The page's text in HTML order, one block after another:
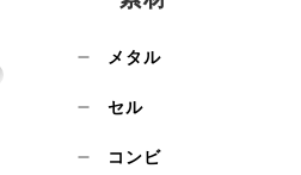
メタル
セル
コンビ